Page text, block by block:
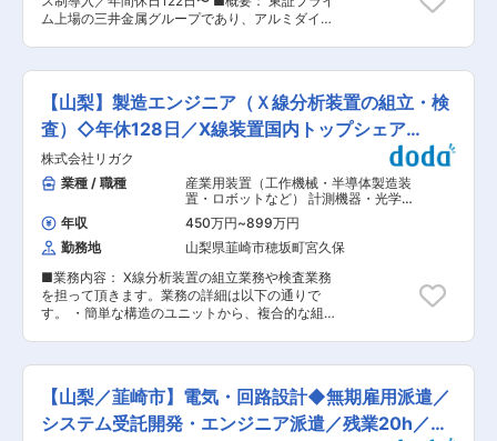
の提案をすることもあります。そういった事例を
ブのシステム建築の強みを生かし、大規模災害時
の応急仮設住宅の提供でこれまで4,240戸の仮設
活できる環境づくりにも取り組んでいます。 変更
の範囲：会社の定める業務
名） ※30代〜60代まで幅広く在籍し、中途と新
卒の割合はほぼ5:5です。 ■今後のキャリアパ
ス： ・今後のご希望次第では、ソフトの分野など
すい環境です。 ■当社の特徴： 当社は1964年に
電子部品の製造から始まり、全国の産業機器／製
造装置メーカーのニーズに応えるべく、設計/製
造・評価検査/据付までを担っています。 現在は
放送通信機器の製造で培ったノウハウをもとに
「半導体製造装置などの産業用機械の製造や現地
据付といったフィールドサービス」「電子回路設
計、基板実装組立て」「無線通信機器等の製造」
「放送通信機器の設計製造、フィールドサービ
ス」の4本柱を事業の柱としています。 受託生産
メーカーとしては県内で71社との取引があり、
様々な業界や会社規模の顧客との取引が事業基盤
の安定性にも繋がっています。 社内においては小
力が最大限に発揮されるよう努めています。 変更
の範囲：会社の定める業務
ム上場の三井金属グループであり、アルミダイカ
ご担当いただきます。 ■業務詳細： ＜市場調査
＞ マーケティング分析／ニーズ把握 ＜対顧客業
務＞ 拡販活動／部品の仕様確認／見積作成／価格
交渉／顧客の生産動向確認・調整 ＜対工場業務＞
見積依頼（仕様の展開、動向展開）／内示情報展
開／顧客・工場の調整 ■営業スタイル： ・既存
顧客へのルート営業がメインとなります ・配属後
2〜3社ほど担当いただき月に数回訪問します ・
基本は内勤がメインとなります ・担当エリア：静
岡／関東圏 ※宿泊伴う出張等はほぼありません
・ミッション 既存顧客との長期的な信頼関係を構
築し、継続的な取引拡大を担っていただくこと
で、今後の中部の営業基盤を作って頂きます。お
客様先も増えてきておりますので、さらなる顧客
開発も含め活躍して頂ける方を募集します。 ■求
める人物像： 以下のようなご志向性やスキルをお
外との交渉/折衝能力をお持ちの方 ■キャリアア
ップ： 同社ではジョブローテーション制度を導入
しています。数年ごとに本社での管理部門や技術
【山梨】製造エンジニア（Ｘ線分析装置の組立・検
査）◇年休128日／X線装置国内トップシェア
_MF05
株式会社リガク
業種 / 職種
産業用装置（工作機械・半導体製造装
置・ロボットなど） 計測機器・光学機
器・精密機器・分析機器
（機械） 組立・その他製造職
年収 450万円~899万円
勤務地
山梨県韮崎市穂坂町宮久保
■業務内容： X線分析装置の組立業務や検査業務
を担って頂きます。業務の詳細は以下の通りで
す。 ・簡単な構造のユニットから、複合的な組立
PCで測定条件を作成し測定試料を用いて検査を
行う(合否判定含む)、PC立上、データインストー
ル(設定含む) ・出荷準備：出荷書類の作成/確認。
出荷に必要チェック確認、注意表示の貼付け、梱
包作業 ・立上作業：工具を用いて、本体とユニッ
【山梨／韮崎市】電気・回路設計◆無期雇用派遣／
システム受託開発・エンジニア派遣／残業20h／土